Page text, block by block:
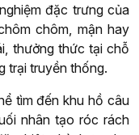
đặc trưng của
chôm, mận hay
thưởng thức tại chỗ
trại truyền thống.
tìm đến khu hồ câu
nhân tạo róc rách